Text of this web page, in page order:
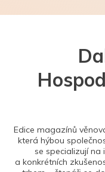
Edice magazínů
která hýbou
se specializují na
a konkrétních